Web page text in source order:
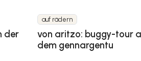
der
auf rädern
von aritzo: buggy-tour
dem gennargentu